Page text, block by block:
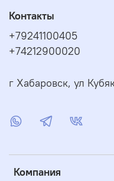
Компания
Контакты
+79241100405
+74212900020
г Хабаровск, ул